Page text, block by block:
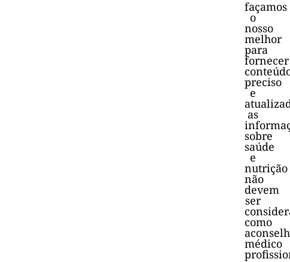
façamos
o
nosso
melhor
para
fornecer
preciso
e
as
sobre
saúde
e
nutrição
não
devem
ser
como
médico